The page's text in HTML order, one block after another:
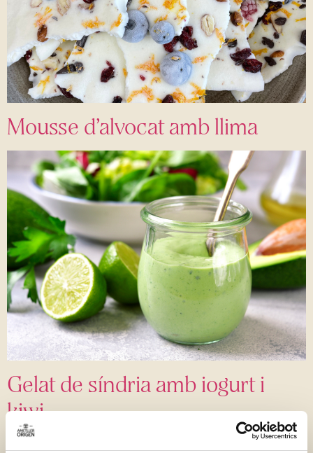
Mousse d’alvocat amb llima
Gelat de síndria amb iogurt i
kiwi